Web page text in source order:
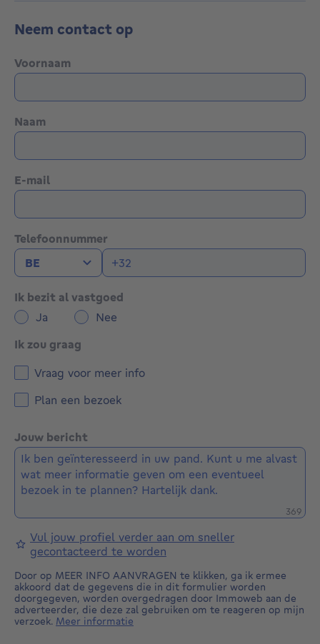
Neem contact op
Voornaam
Naam
E-mail
Telefoonnummer
Ik bezit al vastgoed
Ja
Nee
Ik zou graag
Vraag voor meer info
Plan een bezoek
Jouw bericht
369
Vul jouw profiel verder aan om sneller
gecontacteerd te worden
Door op MEER INFO AANVRAGEN te klikken, ga ik ermee
akkoord dat de gegevens die in dit formulier worden
doorgegeven, worden overgedragen door Immoweb aan de
adverteerder, die deze zal gebruiken om te reageren op mijn
verzoek. Meer informatie